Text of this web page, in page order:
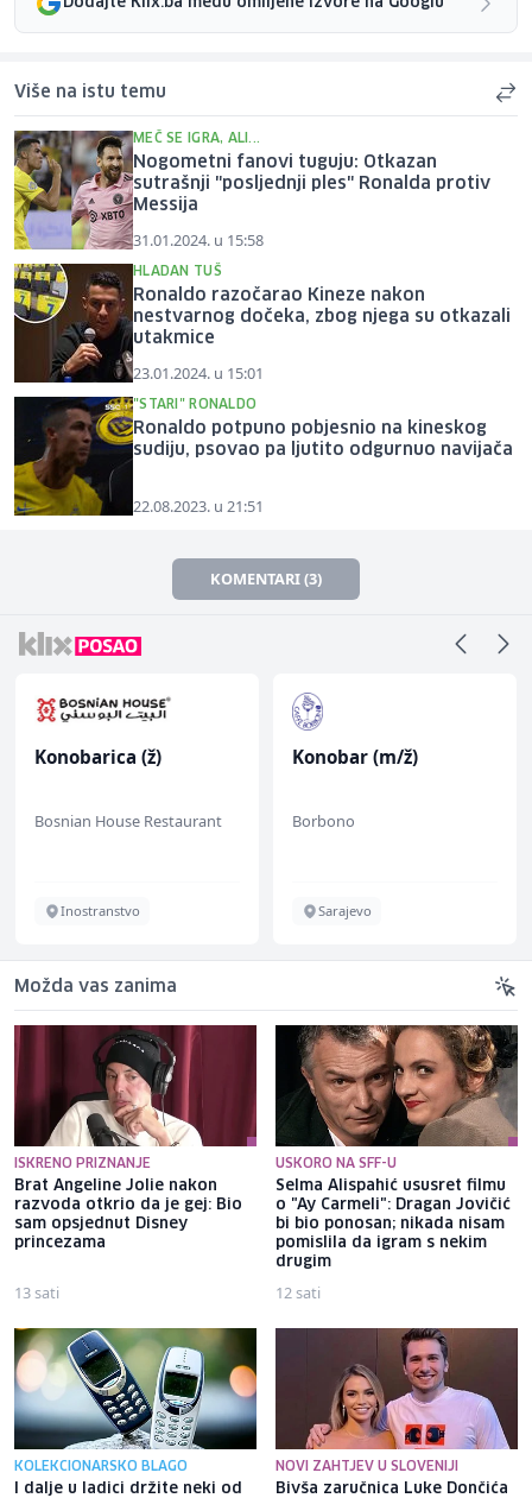
Dodajte Klix.ba među omiljene izvore na Googlu
Više na istu temu
MEČ SE IGRA, ALI...
Nogometni fanovi tuguju: Otkazan
sutrašnji "posljednji ples" Ronalda protiv
Messija
31.01.2024. u 15:58
HLADAN TUŠ
Ronaldo razočarao Kineze nakon
nestvarnog dočeka, zbog njega su otkazali
utakmice
23.01.2024. u 15:01
"STARI" RONALDO
Ronaldo potpuno pobjesnio na kineskog
sudiju, psovao pa ljutito odgurnuo navijača
22.08.2023. u 21:51
KOMENTARI (3)
Konobarica (ž)
Bosnian House Restaurant
Inostranstvo
Konobar (m/ž)
Borbono
Sarajevo
Možda vas zanima
ISKRENO PRIZNANJE
Brat Angeline Jolie nakon
razvoda otkrio da je gej: Bio
sam opsjednut Disney
princezama
13 sati
USKORO NA SFF-U
Selma Alispahić ususret filmu
o "Ay Carmeli": Dragan Jovičić
bi bio ponosan; nikada nisam
pomislila da igram s nekim
drugim
12 sati
KOLEKCIONARSKO BLAGO
I dalje u ladici držite neki od
NOVI ZAHTJEV U SLOVENIJI
Bivša zaručnica Luke Dončića